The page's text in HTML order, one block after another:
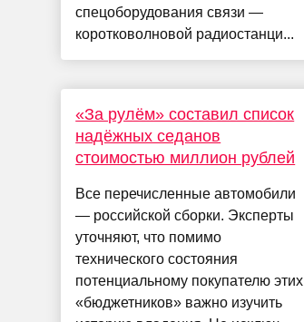
спецоборудования связи —
коротковолновой радиостанци...
«За рулём» составил список
надёжных седанов
стоимостью миллион рублей
Все перечисленные автомобили
— российской сборки. Эксперты
уточняют, что помимо
технического состояния
потенциальному покупателю этих
«бюджетников» важно изучить